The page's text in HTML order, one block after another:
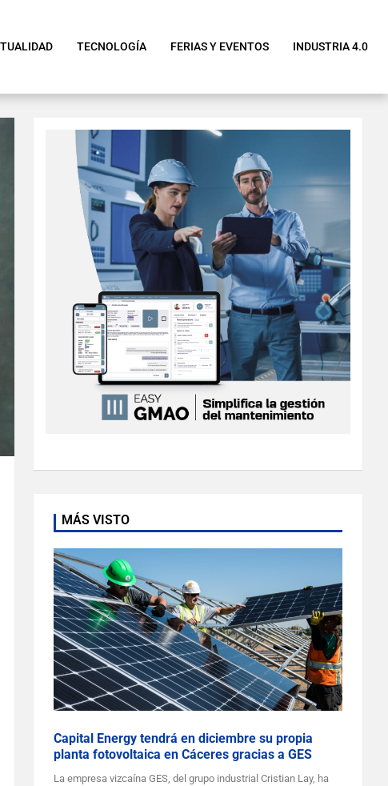
TECNOLOGÍA FERIAS Y EVENTOS INDUSTRIA 4.0
MÁS VISTO
Capital Energy tendrá en diciembre su propia
planta fotovoltaica en Cáceres gracias a GES
La empresa vizcaína GES, del grupo industrial Cristian Lay, ha